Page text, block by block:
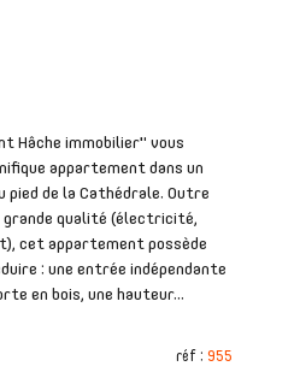
Hâche immobilier" vous
appartement dans un
pied de la Cathédrale. Outre
qualité (électricité,
cet appartement possède
: une entrée indépendante
en bois, une hauteur...
réf : 955